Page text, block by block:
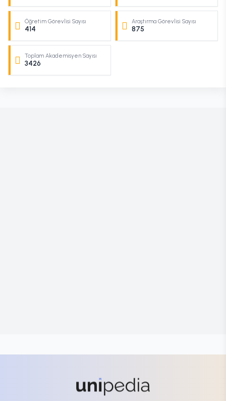
Öğretim Görevlisi Sayısı
414
Araştırma Görevlisi Sayısı
875
Toplam Akademisyen Sayısı
3426